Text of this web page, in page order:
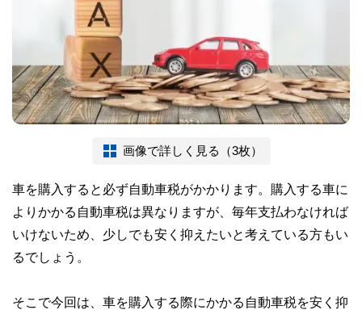
画像で詳しく見る（3枚）
車を購入すると必ず自動車税がかかります。購入する車に
よりかかる自動車税は異なりますが、毎年支払わなければ
いけないため、少しでも安く抑えたいと考えている方もい
るでしょう。
そこで今回は、車を購入する際にかかる自動車税を安く抑